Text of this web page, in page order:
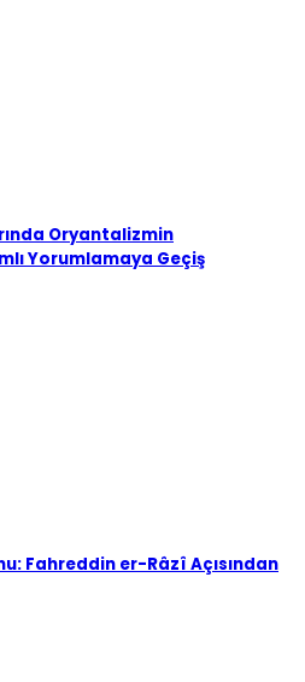
Oryantalizmin
Yorumlamaya Geçiş
Fahreddin er-Râzî Açısından